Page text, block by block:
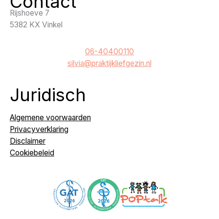
Rijshoeve 7
5382 KX Vinkel
06-40400110
silvia@praktijkliefgezin.nl
Juridisch
Algemene voorwaarden
Privacyverklaring
Disclaimer
Cookiebeleid